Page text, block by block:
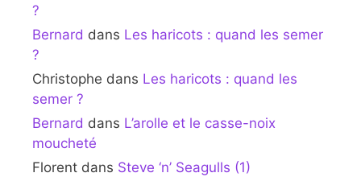
?
Bernard dans Les haricots : quand les semer
?
Christophe dans Les haricots : quand les
semer ?
Bernard dans L’arolle et le casse-noix
moucheté
Florent dans Steve ‘n’ Seagulls (1)